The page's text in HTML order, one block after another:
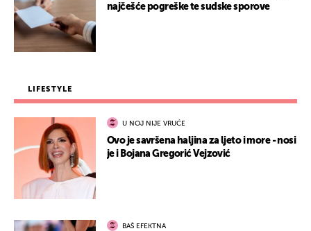
najčešće pogreške te sudske sporove
LIFESTYLE
U NOJ NIJE VRUĆE
Ovo je savršena haljina za ljeto i more - nosi
je i Bojana Gregorić Vejzović
BAŠ EFEKTNA